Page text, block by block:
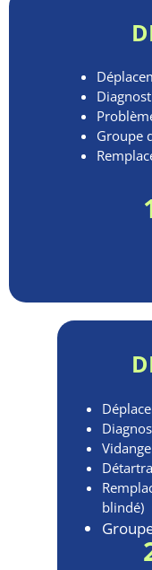
Groupe
Vidange
blindé)